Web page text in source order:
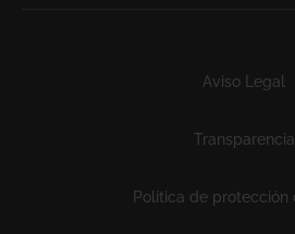
Aviso Legal
Transparencia
Política de protección